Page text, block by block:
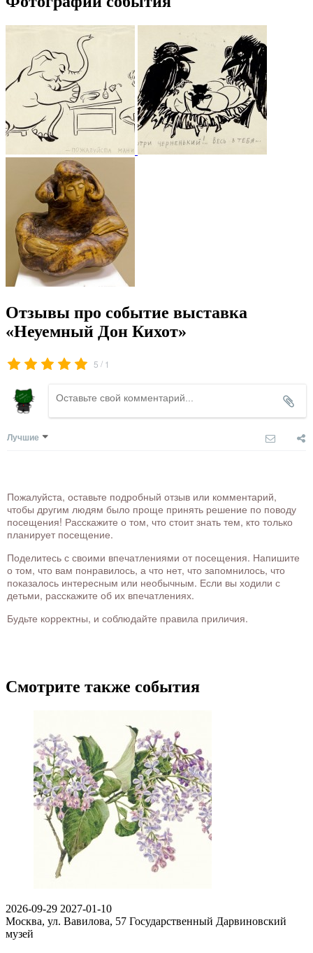
Отзывы про событие выставка
«Неуемный Дон Кихот»
5 / 1
Лучшие
Пожалуйста, оставьте подробный отзыв или комментарий,
чтобы другим людям было проще принять решение по поводу
посещения! Расскажите о том, что стоит знать тем, кто только
планирует посещение.
Поделитесь с своими впечатлениями от посещения. Напишите
о том, что вам понравилось, а что нет, что запомнилось, что
показалось интересным или необычным. Если вы ходили с
детьми, расскажите об их впечатлениях.
Будьте корректны, и соблюдайте правила приличия.
Смотрите также события
2026-09-29 2027-01-10
Москва, ул. Вавилова, 57 Государственный Дарвиновский
музей